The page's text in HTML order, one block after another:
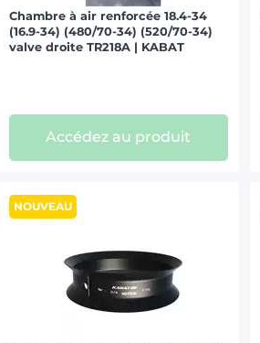
Chambre à air renforcée 18.4-34
(16.9-34) (480/70-34) (520/70-34)
valve droite TR218A | KABAT
Accédez au produit
NOUVEAU